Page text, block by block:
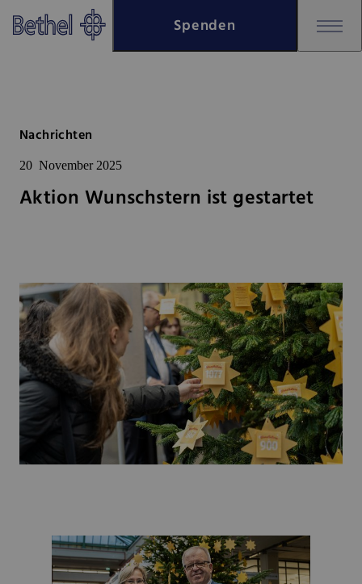
Zum Hauptinhalt springen
Zur Fußzeile springen
Spenden
Nachrichten
20 November 2025
Aktion Wunschstern ist gestartet